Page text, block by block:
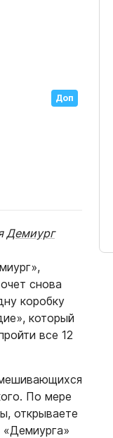
Доп
Демиург
снова
коробку
который
все 12
По мере
открываете